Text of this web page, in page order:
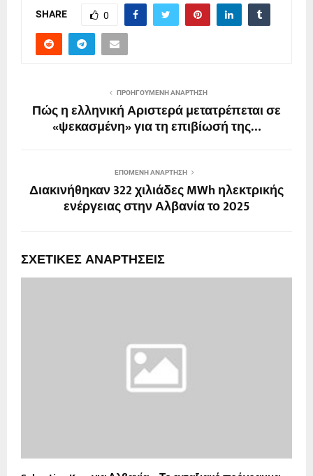
SHARE 0
ΠΡΟΗΓΟΎΜΕΝΗ ΑΝΆΡΤΗΣΗ
Πώς η ελληνική Αριστερά μετατρέπεται σε
«ψεκασμένη» για τη επιβίωσή της…
ΕΠΌΜΕΝΗ ΑΝΆΡΤΗΣΗ
Διακινήθηκαν 322 χιλιάδες MWh ηλεκτρικής
ενέργειας στην Αλβανία το 2025
ΣΧΕΤΙΚΈΣ ΑΝΑΡΤΉΣΕΙΣ